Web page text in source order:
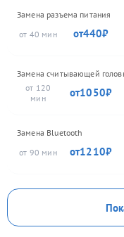
Замена разъема питания
40
440
Замена считывающей
120
1050
Замена Bluetooth
90
1210